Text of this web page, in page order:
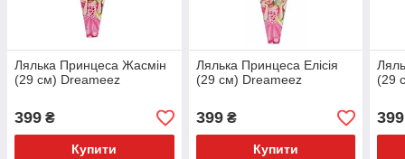
Лялька Принцеса Жасмін
(29 см) Dreameez
399 ₴
Купити
Лялька Принцеса Елісія
(29 см) Dreameez
399₴
Купити
(29
399